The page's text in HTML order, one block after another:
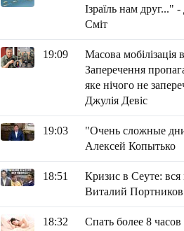
Ізраїль нам друг..."
Сміт
19:09
Масова мобілізація в
Заперечення
яке нічого не
Джулія Девіс
19:03
"Очень сложные
Алексей Копытько
18:51
Кризис в Сеуте: вся
Виталий Портников
18:32 Спать более 8